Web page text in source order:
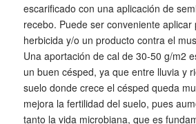
escarificado con una aplicación de
recebo. Puede ser conveniente aplicar
herbicida y/o un producto contra el
Una aportación de cal de 30-50 g/m2
un buen césped, ya que entre lluvia y
suelo donde crece el césped queda
mejora la fertilidad del suelo, pues
tanto la vida microbiana, que es